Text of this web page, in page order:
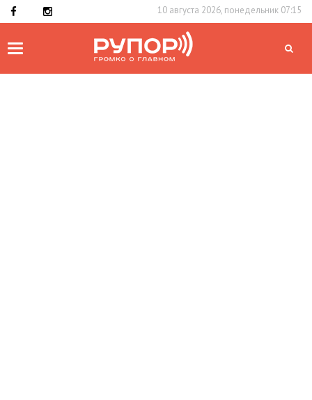
10 августа 2026, понедельник 07:15
Toggle